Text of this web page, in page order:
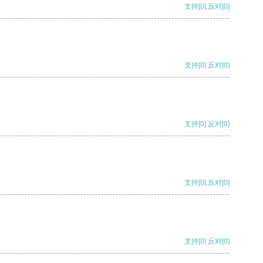
支持[0] 反对[0]
支持[0] 反对[0]
支持[0] 反对[0]
支持[0] 反对[0]
支持[0] 反对[0]